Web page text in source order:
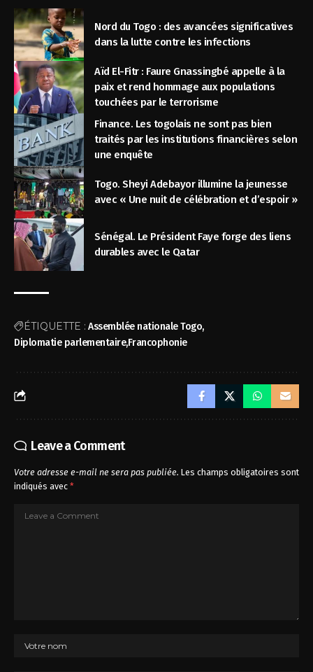
Nord du Togo : des avancées significatives
dans la lutte contre les infections
Aïd El-Fitr : Faure Gnassingbé appelle à la
paix et rend hommage aux populations
touchées par le terrorisme
Finance. Les togolais ne sont pas bien
traités par les institutions financières selon
une enquête
Togo. Sheyi Adebayor illumine la jeunesse
avec « Une nuit de célébration et d’espoir »
Sénégal. Le Président Faye forge des liens
durables avec le Qatar
ÉTIQUETTE : Assemblée nationale Togo
Diplomatie parlementaireFrancophonie
Leave a Comment
Votre adresse e-mail ne sera pas publiée. Les champs obligatoires sont
indiqués avec *